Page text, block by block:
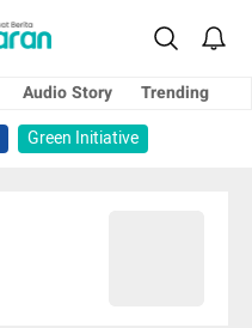
Audio Story
Trending
Green Initiative